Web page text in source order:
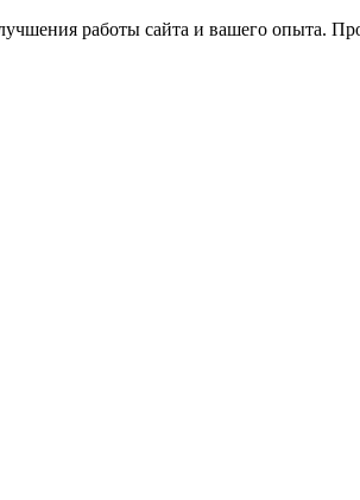
работы сайта и вашего опыта.